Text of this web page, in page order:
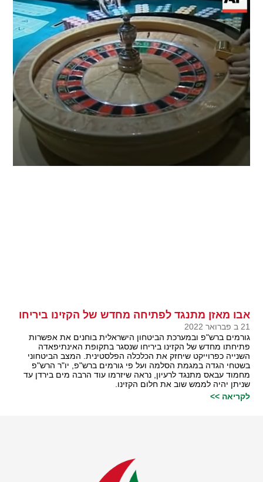
אבו מאזן מתנגד לפתיחה מחדש של הקזינו ביריחו
21 ב פברואר 2022
גורמים ברש"פ ובמערכת הביטחון הישראלית בוחנים את אפשרות
פתיחתו מחדש של הקזינו ביריחו שנסגר בתקופת האינתיפאדה
השנייה כפרוייקט שיחזק את הכלכלה הפלסטינית. המצב הביטחוני
בשטחי הגדה במגמת הסלמה ועל פי גורמים ברש"פ, יו"ר הרש"פ
מחמוד עבאס מתנגד לרעיון, נראה שיזרמו עוד הרבה מים בירדן עד
שניתן יהיה לממש שוב את חלום הקזינו.
לקריאה >>